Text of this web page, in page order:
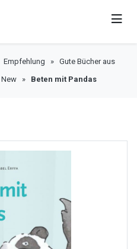
Empfehlung » Gute Bücher aus
New » Beten mit Pandas